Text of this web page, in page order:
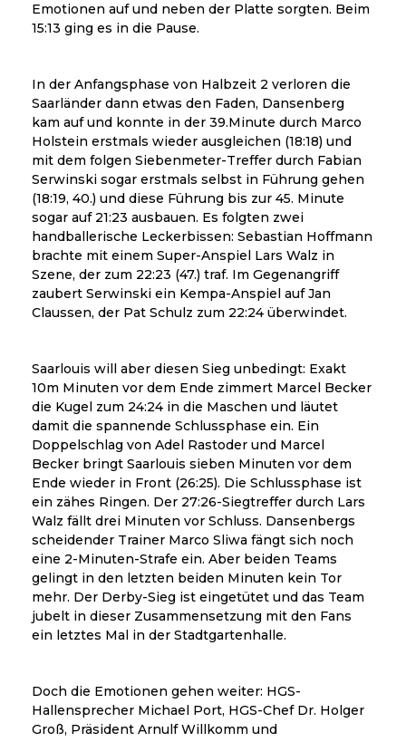
Emotionen auf und neben der Platte sorgten. Beim
15:13 ging es in die Pause.
In der Anfangsphase von Halbzeit 2 verloren die
Saarländer dann etwas den Faden, Dansenberg
kam auf und konnte in der 39.Minute durch Marco
Holstein erstmals wieder ausgleichen (18:18) und
mit dem folgen Siebenmeter-Treffer durch Fabian
Serwinski sogar erstmals selbst in Führung gehen
(18:19, 40.) und diese Führung bis zur 45. Minute
sogar auf 21:23 ausbauen. Es folgten zwei
handballerische Leckerbissen: Sebastian Hoffmann
brachte mit einem Super-Anspiel Lars Walz in
Szene, der zum 22:23 (47.) traf. Im Gegenangriff
zaubert Serwinski ein Kempa-Anspiel auf Jan
Claussen, der Pat Schulz zum 22:24 überwindet.
Saarlouis will aber diesen Sieg unbedingt: Exakt
10m Minuten vor dem Ende zimmert Marcel Becker
die Kugel zum 24:24 in die Maschen und läutet
damit die spannende Schlussphase ein. Ein
Doppelschlag von Adel Rastoder und Marcel
Becker bringt Saarlouis sieben Minuten vor dem
Ende wieder in Front (26:25). Die Schlussphase ist
ein zähes Ringen. Der 27:26-Siegtreffer durch Lars
Walz fällt drei Minuten vor Schluss. Dansenbergs
scheidender Trainer Marco Sliwa fängt sich noch
eine 2-Minuten-Strafe ein. Aber beiden Teams
gelingt in den letzten beiden Minuten kein Tor
mehr. Der Derby-Sieg ist eingetütet und das Team
jubelt in dieser Zusammensetzung mit den Fans
ein letztes Mal in der Stadtgartenhalle.
Doch die Emotionen gehen weiter: HGS-
Hallensprecher Michael Port, HGS-Chef Dr. Holger
Groß, Präsident Arnulf Willkomm und